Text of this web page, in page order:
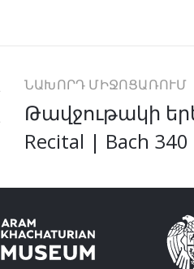
ՆԱԽՈՐԴ ՄԻՋՈՑԱՌՈՒՄ
Թավջութակի
Recital | Bach 340